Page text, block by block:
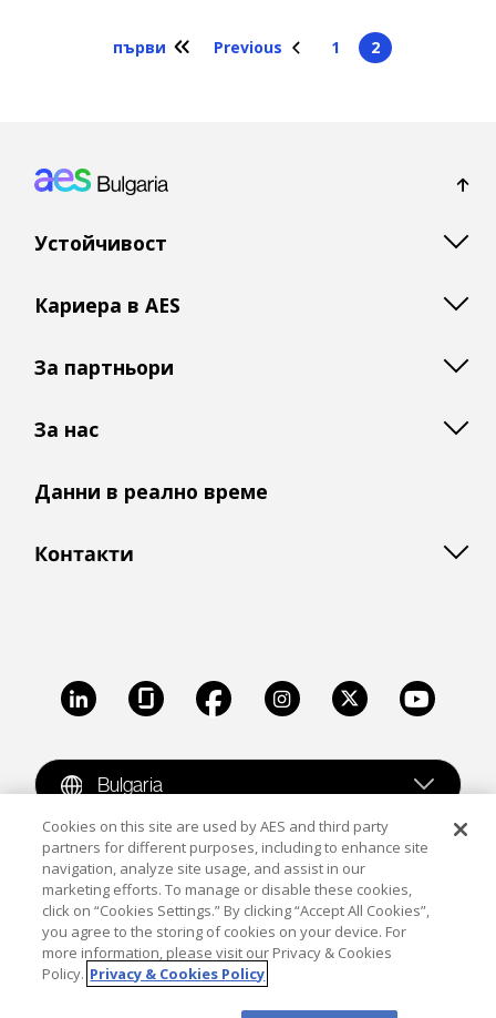
First page
първи Previous page
Previous Страница
1 Current page
2
Footer: Bulgaria
Устойчивост
Кариера в AES
За партньори
За нас
Данни в реално време
Контакти
LinkedIn GlassdoorFacebookInstagramX Youtube
Bulgaria
Copyright © 2009-2026 The AES Corporation. All rights
reserved.Terms of Use|Privacy
Reproduction in whole or in part in any form or medium
without the express written permission of The AES
Corporation is prohibited. AES and the AES logo are
trademarks of The AES Corporation.
Cookies on this site are used by AES and third party
partners for different purposes, including to enhance site
navigation, analyze site usage, and assist in our
marketing efforts. To manage or disable these cookies,
click on “Cookies Settings.” By clicking “Accept All Cookies”,
you agree to the storing of cookies on your device. For
more information, please visit our Privacy & Cookies
Policy. Privacy & Cookies Policy